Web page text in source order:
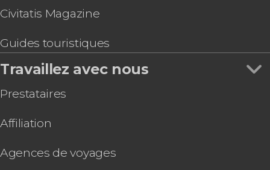
Civitatis Magazine
Guides touristiques
Travaillez avec nous
Prestataires
Affiliation
Agences de voyages